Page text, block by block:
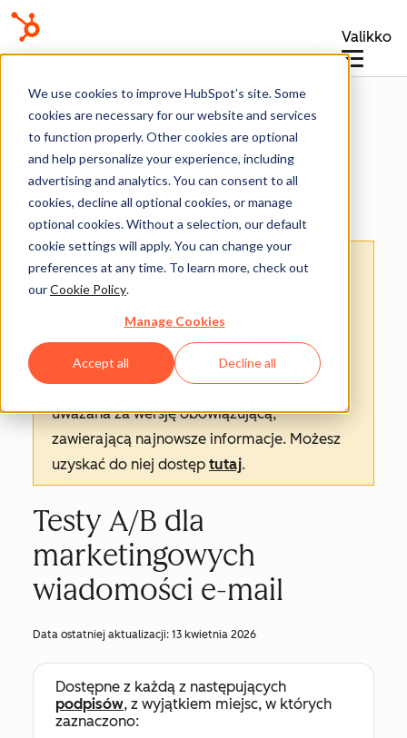
We use cookies to improve HubSpot’s site. Some
cookies are necessary for our website and services
to function properly. Other cookies are optional
and help personalize your experience, including
advertising and analytics. You can consent to all
cookies, decline all optional cookies, or manage
optional cookies. Without a selection, our default
cookie settings will apply. You can change your
preferences at any time. To learn more, check out
ourCookie Policy.
Manage Cookies
Accept all Decline all
Valikko
Baza wiedzy
E-mail marketingowy
Uwaga: Tłumaczenie tego artykułu jest
podane wyłącznie dla wygody. Tłumaczenie
zostać sprawdzone. W związku z tym,
angielska wersja tego artykułu powinna być
uważana za wersję obowiązującą,
zawierającą najnowsze informacje. Możesz
uzyskać do niej dostęp tutaj.
Testy A/B dla
marketingowych
wiadomości e-mail
Data ostatniej aktualizacji: 13 kwietnia 2026
Dostępne z każdą z następujących
podpisów, z wyjątkiem miejsc, w których
zaznaczono: